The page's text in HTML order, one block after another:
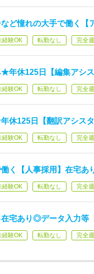
ど憧れの大手で働く
経験OK 転勤なし 完全
★年休125日【編集アシ
経験OK 転勤なし 完全
休125日【翻訳アシス
経験OK 転勤なし 完全
く【人事採用】在宅あ
経験OK 転勤なし 完全
宅あり◎データ入力等
経験OK 転勤なし 完全